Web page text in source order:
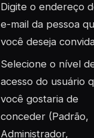
Digite o endereço
e-mail da pessoa
você deseja
Selecione o nível
acesso do usuário
você gostaria de
conceder (Padrão,
Administrador,